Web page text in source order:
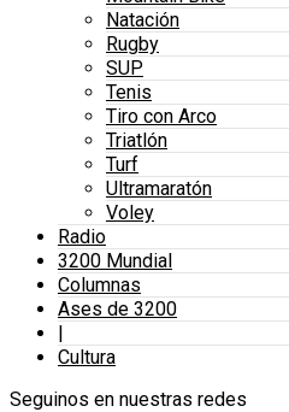
Natación
Rugby
SUP
Tenis
Tiro con Arco
Triatlón
Turf
Ultramaratón
Voley
Radio
3200 Mundial
Columnas
Ases de 3200
|
Cultura
Seguinos en nuestras redes